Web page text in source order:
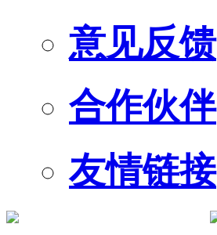
意见反馈
合作伙伴
友情链接